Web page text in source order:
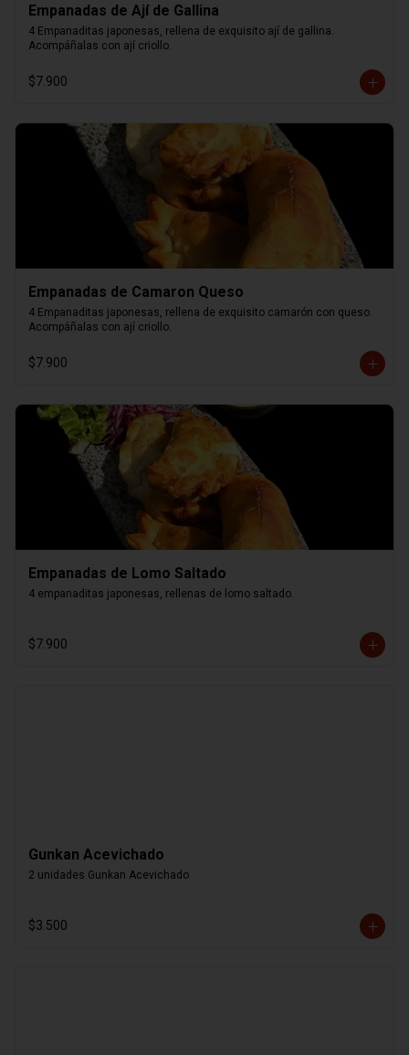
Empanadas de Ají de Gallina
4 Empanaditas japonesas, rellena de exquisito ají de gallina.
Acompáñalas con ají criollo.
$7.900
Empanadas de Camaron Queso
4 Empanaditas japonesas, rellena de exquisito camarón con queso.
Acompáñalas con ají criollo.
$7.900
Empanadas de Lomo Saltado
4 empanaditas japonesas, rellenas de lomo saltado.
$7.900
Gunkan Acevichado
2 unidades Gunkan Acevichado
$3.500